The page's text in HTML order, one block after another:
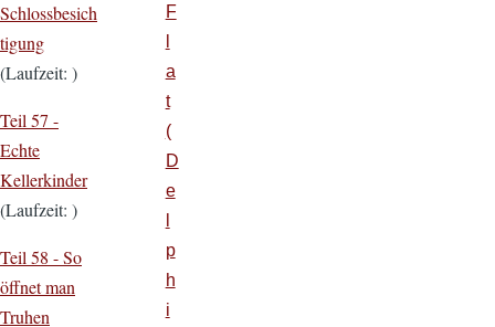
Schlossbesich
tigung
(Laufzeit: )
Teil 57 -
Echte
Kellerkinder
(Laufzeit: )
Teil 58 -So
öffnet man
Truhen
F
a
t
(
D
e
p
h
i